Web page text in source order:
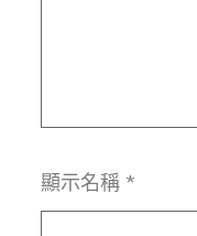
顯示名稱 *